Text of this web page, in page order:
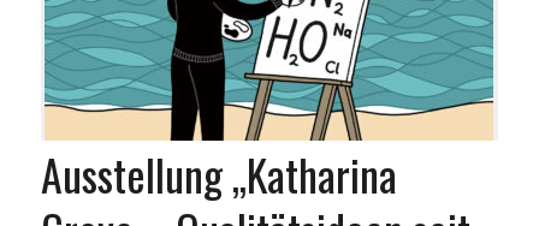
Ausstellung „Katharina